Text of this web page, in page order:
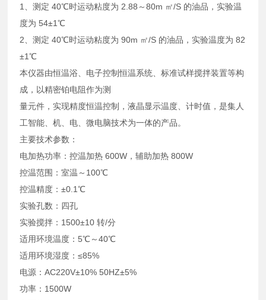
1、测定 40℃时运动粘度为 2.88～80m ㎡/S 的油品，实验温
度为 54±1℃
2、测定 40℃时运动粘度为 90m ㎡/S 的油品，实验温度为 82
±1℃
本仪器由恒温浴、电子控制恒温系统、标准试样搅拌装置等构
成，以精密铂电阻作为测
量元件，实现精度恒温控制，液晶显示温度、计时值，是集人
工智能、机、电、微电脑技术为一体的产品。
主要技术参数：
电加热功率：控温加热 600W，辅助加热 800W
控温范围：室温～100℃
控温精度：±0.1℃
实验孔数：四孔
实验搅拌：1500±10 转/分
适用环境温度：5℃～40℃
适用环境湿度：≤85%
电源：AC220V±10% 50HZ±5%
功率：1500W